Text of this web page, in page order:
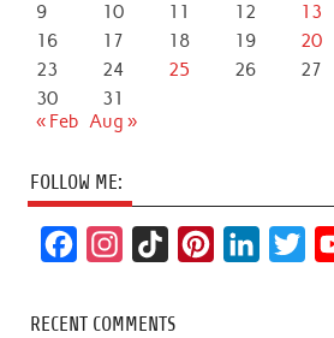
9
10 11 12 13
16
17 18 19 20
23
24 25 26 27
30
31
« Feb Aug »
FOLLOW ME:
c
s
k
RECENT COMMENTS